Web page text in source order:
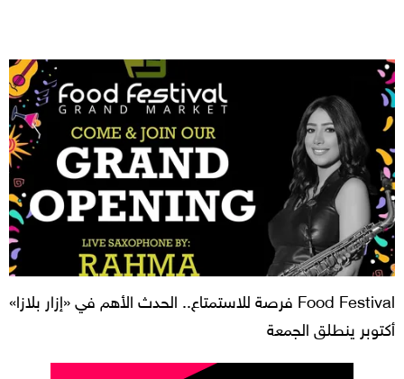
Food Festival فرصة للاستمتاع.. الحدث الأهم في «إزار بلازا»
أكتوبر ينطلق الجمعة